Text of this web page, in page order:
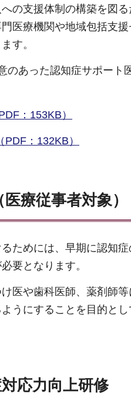
の支援体制の構築を図
医療機関や地域包括支
す。
あった認知症サポート
：153KB）
：132KB）
療従事者対象）
ためには、早期に認知症
要となります。
医や歯科医師、薬剤師等
うにすることを目的と
応力向上研修